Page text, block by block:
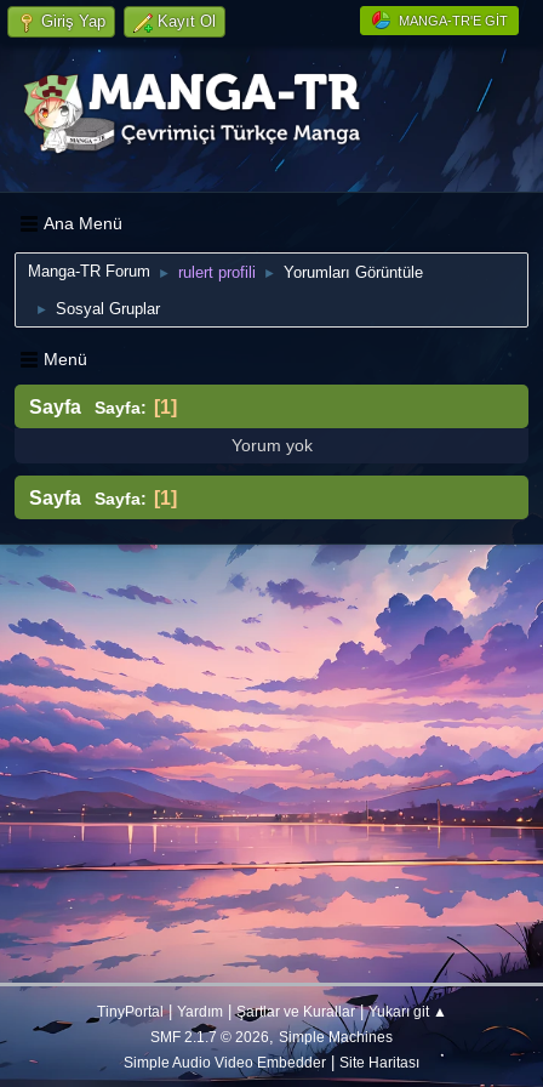
MANGA-TR'E GIT
Giriş Yap Kayıt Ol
Ana Menü
Manga-TR Forum ► rulert profili ► Yorumları Görüntüle
► Sosyal Gruplar
Menü
Sayfa Sayfa 1
Yorum yok
Sayfa Sayfa 1
TinyPortal| Yardım|Şartlar ve Kurallar|Yukarı git ▲
SMF 2.1.7 © 2026, Simple Machines
Simple Audio Video Embedder
Site Haritası